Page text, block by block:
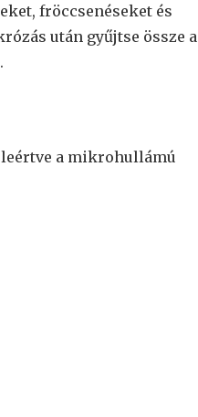
fröccsenéseket és
után gyűjtse össze a
a mikrohullámú